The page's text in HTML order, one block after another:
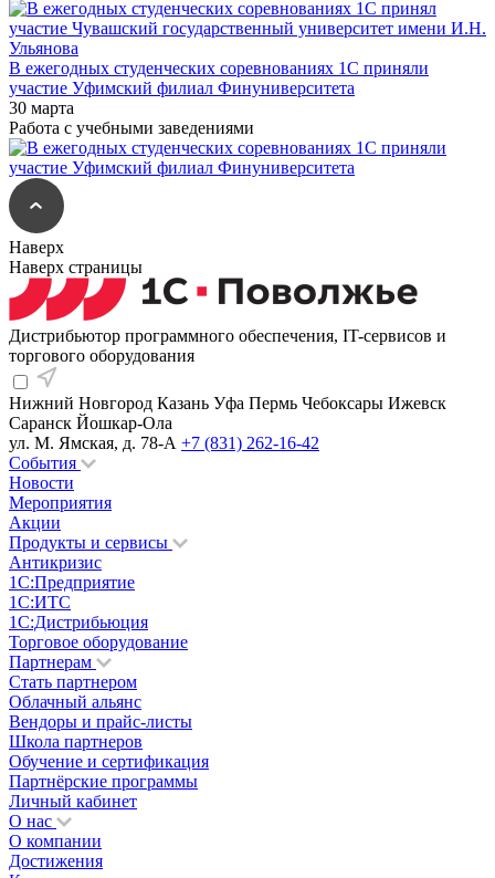
В ежегодных студенческих соревнованиях 1С приняли
участие Уфимский филиал Финуниверситета
30 марта
Работа с учебными заведениями
Наверх
Наверх страницы
Дистрибьютор программного обеспечения, IT-сервисов и
торгового оборудования
Нижний Новгород Казань Уфа Пермь Чебоксары Ижевск
Саранск Йошкар-Ола
ул. М. Ямская, д. 78-А +7 (831) 262-16-42
События
Новости
Мероприятия
Акции
Продукты и сервисы
Антикризис
1С:Предприятие
1С:ИТС
1С:Дистрибьюция
Торговое оборудование
Партнерам
Стать партнером
Облачный альянс
Вендоры и прайс-листы
Школа партнеров
Обучение и сертификация
Партнёрские программы
Личный кабинет
О нас
О компании
Достижения